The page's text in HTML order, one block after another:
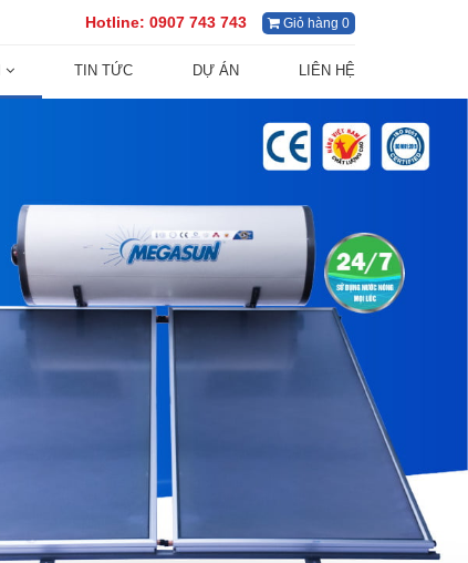
Hotline: 0907 743 743 Giỏ hàng 0
TIN TỨC DỰ ÁN LIÊN HỆ